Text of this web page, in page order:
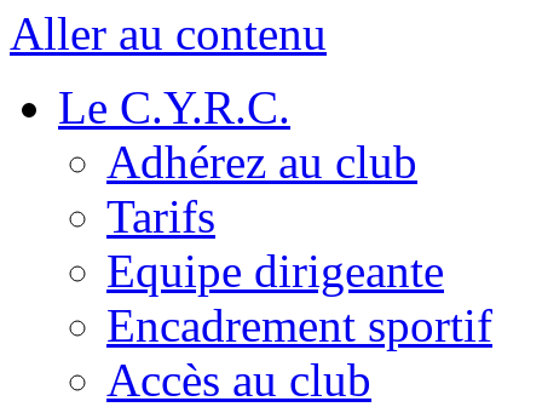
Aller au contenu
Le C.Y.R.C.
Adhérez au club
Tarifs
Equipe dirigeante
Encadrement sportif
Accès au club